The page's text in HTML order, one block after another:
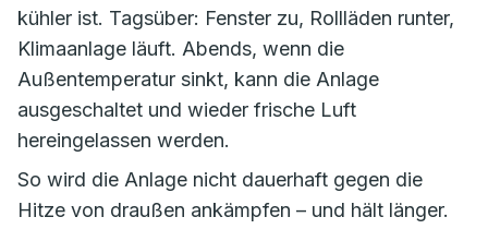
kühler ist. Tagsüber: Fenster zu, Rollläden runter,
Klimaanlage läuft. Abends, wenn die
Außentemperatur sinkt, kann die Anlage
ausgeschaltet und wieder frische Luft
hereingelassen werden.
So wird die Anlage nicht dauerhaft gegen die
Hitze von draußen ankämpfen – und hält länger.